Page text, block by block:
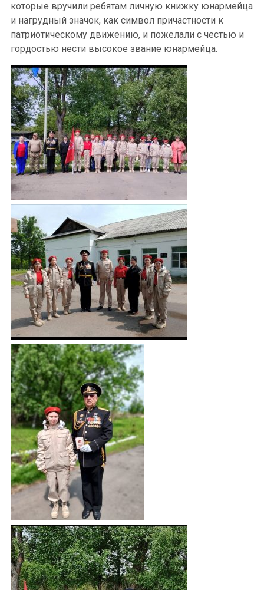
которые вручили ребятам личную книжку юнармейца
и нагрудный значок, как символ причастности к
патриотическому движению, и пожелали с честью и
гордостью нести высокое звание юнармейца.